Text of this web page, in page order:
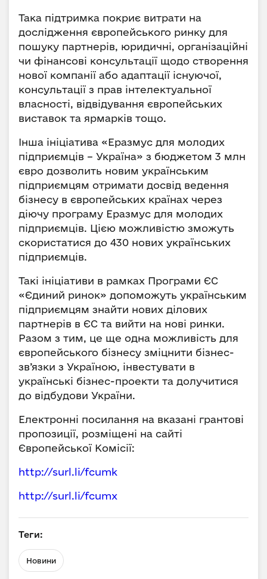
Така підтримка покриє витрати на
дослідження європейського ринку для
пошуку партнерів, юридичні, організаційні
чи фінансові консультації щодо створення
нової компанії або адаптації існуючої,
консультації з прав інтелектуальної
власності, відвідування європейських
виставок та ярмарків тощо.
Інша ініціатива «Еразмус для молодих
підприємців – Україна» з бюджетом 3 млн
євро дозволить новим українським
підприємцям отримати досвід ведення
бізнесу в європейських країнах через
діючу програму Еразмус для молодих
підприємців. Цією можливістю зможуть
скористатися до 430 нових українських
підприємців.
Такі ініціативи в рамках Програми ЄС
«Єдиний ринок» допоможуть українським
підприємцям знайти нових ділових
партнерів в ЄС та вийти на нові ринки.
Разом з тим, це ще одна можливість для
європейського бізнесу зміцнити бізнес-
зв’язки з Україною, інвестувати в
українські бізнес-проекти та долучитися
до відбудови України.
Електронні посилання на вказані грантові
пропозиції, розміщені на сайті
Європейської Комісії:
http://surl.li/fcumk
http://surl.li/fcumx
Теги:
Новини